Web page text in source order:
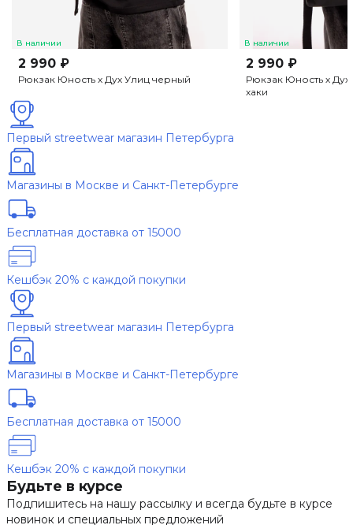
В наличии
2 990 ₽
Рюкзак Юность х Дух Улиц черный
В наличии
2 990 ₽
Рюкзак Юность х
хаки
Первый streetwear магазин Петербурга
Магазины в Москве и Санкт-Петербурге
Бесплатная доставка от 15000
Кешбэк 20% с каждой покупки
Первый streetwear магазин Петербурга
Магазины в Москве и Санкт-Петербурге
Бесплатная доставка от 15000
Кешбэк 20% с каждой покупки
Будьте в курсе
Подпишитесь на нашу рассылку и всегда будьте в курсе
новинок и специальных предложений